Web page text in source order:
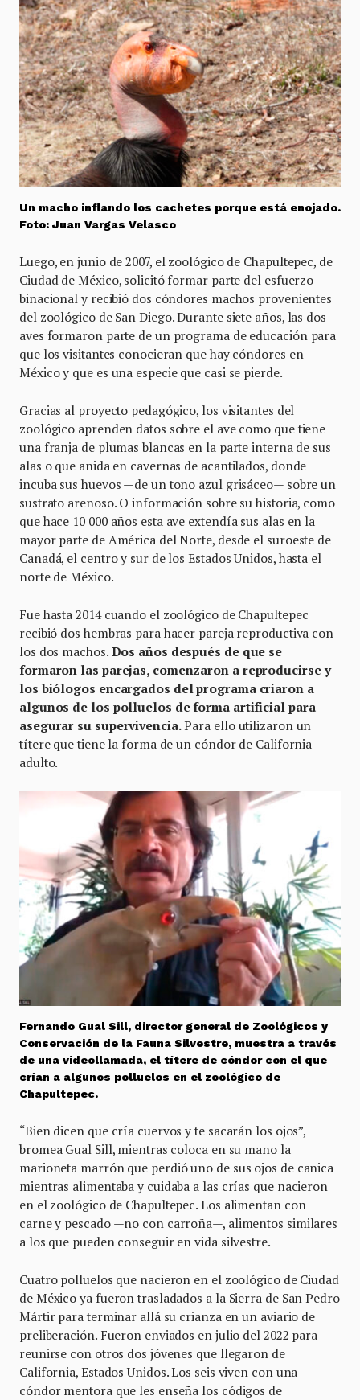
Un macho inflando los cachetes porque está enojado.
Foto: Juan Vargas Velasco
Luego, en junio de 2007, el zoológico de Chapultepec, de
Ciudad de México, solicitó formar parte del esfuerzo
binacional y recibió dos cóndores machos provenientes
del zoológico de San Diego. Durante siete años, las dos
aves formaron parte de un programa de educación para
que los visitantes conocieran que hay cóndores en
México y que es una especie que casi se pierde.
Gracias al proyecto pedagógico, los visitantes del
zoológico aprenden datos sobre el ave como que tiene
una franja de plumas blancas en la parte interna de sus
alas o que anida en cavernas de acantilados, donde
incuba sus huevos —de un tono azul grisáceo— sobre un
sustrato arenoso. O información sobre su historia, como
que hace 10 000 años esta ave extendía sus alas en la
mayor parte de América del Norte, desde el suroeste de
Canadá, el centro y sur de los Estados Unidos, hasta el
norte de México.
Fue hasta 2014 cuando el zoológico de Chapultepec
recibió dos hembras para hacer pareja reproductiva con
los dos machos. Dos años después de que se
formaron las parejas, comenzaron a reproducirse y
los biólogos encargados del programa criaron a
algunos de los polluelos de forma artificial para
asegurar su supervivencia.Para ello utilizaron un
títere que tiene la forma de un cóndor de California
adulto.
Fernando Gual Sill, director general de Zoológicos y
Conservación de la Fauna Silvestre, muestra a través
de una videollamada, el títere de cóndor con el que
crían a algunos polluelos en el zoológico de
Chapultepec.
“Bien dicen que cría cuervos y te sacarán los ojos”,
bromea Gual Sill, mientras coloca en su mano la
marioneta marrón que perdió uno de sus ojos de canica
mientras alimentaba y cuidaba a las crías que nacieron
en el zoológico de Chapultepec. Los alimentan con
carne y pescado —no con carroña—, alimentos similares
a los que pueden conseguir en vida silvestre.
Cuatro polluelos que nacieron en el zoológico de Ciudad
de México ya fueron trasladados a la Sierra de San Pedro
Mártir para terminar allá su crianza en un aviario de
preliberación. Fueron enviados en julio del 2022 para
reunirse con otros dos jóvenes que llegaron de
California, Estados Unidos. Los seis viven con una
cóndor mentora que les enseña los códigos de